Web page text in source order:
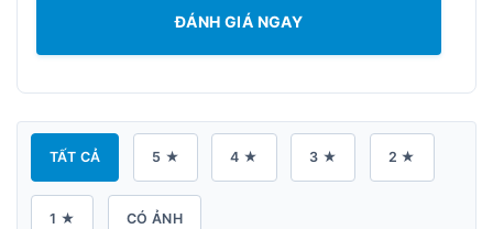
ĐÁNH GIÁ NGAY
TẤT CẢ 5 ★ 4 ★ 3 ★ 2 ★
1 ★ CÓ ẢNH